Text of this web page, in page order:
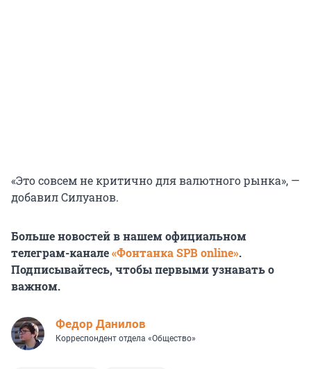
«Это совсем не критично для валютного рынка», —
добавил Силуанов.
Больше новостей в нашем официальном
телеграм-канале«Фонтанка SPB online».
Подписывайтесь, чтобы первыми узнавать о
важном.
Федор Данилов
Корреспондент отдела «Общество»